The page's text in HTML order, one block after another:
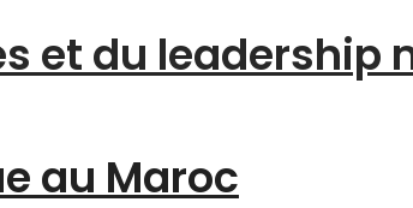
et du leadership
au Maroc